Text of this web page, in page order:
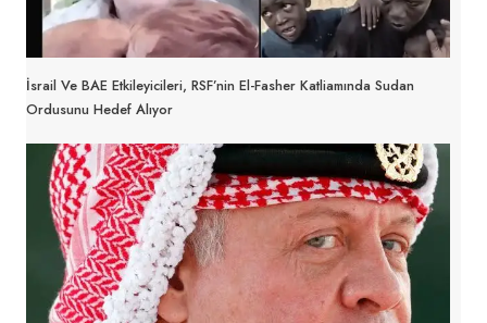
İsrail Ve BAE Etkileyicileri, RSF’nin El-Fasher Katliamında Sudan
Ordusunu Hedef Alıyor